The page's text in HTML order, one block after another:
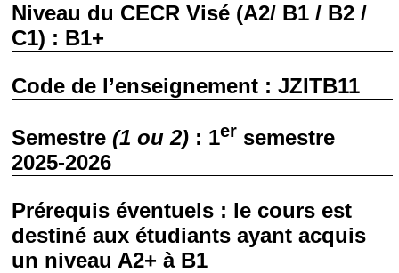
Niveau du CECR Visé (A2/ B1 / B2 /
C1) : B1+
Code de l’enseignement : JZITB11
Semestre (1 ou 2) : 1er semestre
2025-2026
Prérequis éventuels : le cours est
destiné aux étudiants ayant acquis
un niveau A2+ à B1